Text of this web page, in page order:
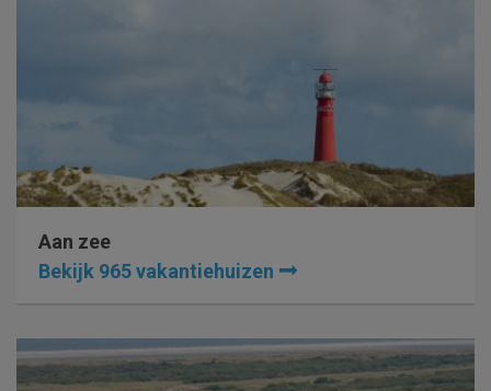
Aan zee
Bekijk 965 vakantiehuizen